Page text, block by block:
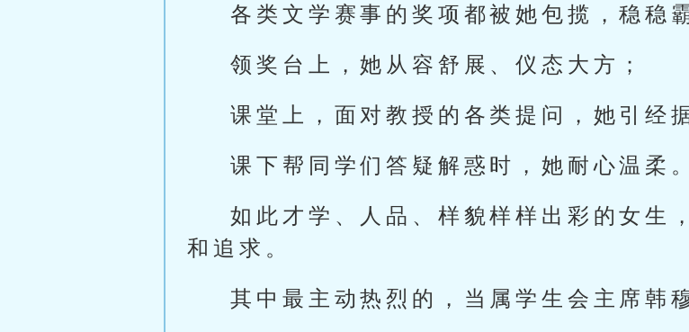
各类文学赛事的奖项都被她包揽，稳稳
领奖台上，她从容舒展、仪态大方；
课堂上，面对教授的各类提问，她引经
课下帮同学们答疑解惑时，她耐心温柔。
如此才学、人品、样貌样样出彩的女生
和追求。
其中最主动热烈的，当属学生会主席韩